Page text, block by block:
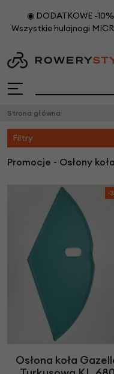
◉ DODATKOWE -
Wszystkie hulajnogi
Strona główna
Filtry
Promocje - Osłony
-
Osłona koła